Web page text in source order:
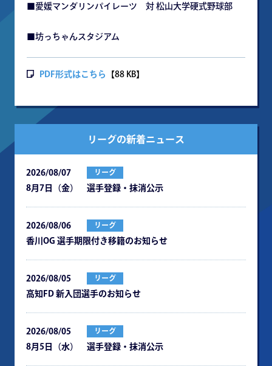
■愛媛マンダリンパイレーツ 対 松山大学硬式野球部
■坊っちゃんスタジアム
PDF形式はこちら 【88 KB】
リーグの新着ニュース
2026/08/07 リーグ
8月7日（金） 選手登録・抹消公示
2026/08/06 リーグ
⾹川OG 選⼿期限付き移籍のお知らせ
2026/08/05 リーグ
⾼知FD 新⼊団選⼿のお知らせ
2026/08/05 リーグ
8月5日（水） 選手登録・抹消公示